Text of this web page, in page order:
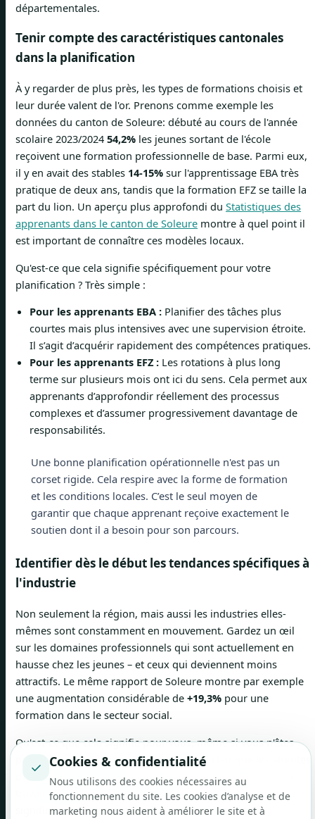
départementales.
Tenir compte des caractéristiques cantonales
dans la planification
À y regarder de plus près, les types de formations choisis et
leur durée valent de l'or. Prenons comme exemple les
données du canton de Soleure: débuté au cours de l'année
scolaire 2023/2024 54,2% les jeunes sortant de l'école
reçoivent une formation professionnelle de base. Parmi eux,
il y en avait des stables 14-15% sur l'apprentissage EBA très
pratique de deux ans, tandis que la formation EFZ se taille la
part du lion. Un aperçu plus approfondi du Statistiques des
apprenants dans le canton de Soleure montre à quel point il
est important de connaître ces modèles locaux.
Qu'est-ce que cela signifie spécifiquement pour votre
planification ? Très simple :
Pour les apprenants EBA : Planifier des tâches plus
courtes mais plus intensives avec une supervision étroite.
Il s’agit d’acquérir rapidement des compétences pratiques.
Pour les apprenants EFZ : Les rotations à plus long
terme sur plusieurs mois ont ici du sens. Cela permet aux
apprenants d’approfondir réellement des processus
complexes et d’assumer progressivement davantage de
responsabilités.
Une bonne planification opérationnelle n'est pas un
corset rigide. Cela respire avec la forme de formation
et les conditions locales. C’est le seul moyen de
garantir que chaque apprenant reçoive exactement le
soutien dont il a besoin pour son parcours.
Identifier dès le début les tendances spécifiques à
l'industrie
Non seulement la région, mais aussi les industries elles-
mêmes sont constamment en mouvement. Gardez un œil
sur les domaines professionnels qui sont actuellement en
hausse chez les jeunes – et ceux qui deviennent moins
attractifs. Le même rapport de Soleure montre par exemple
une augmentation considérable de +19,3% pour une
formation dans le secteur social.
Qu'est-ce que cela signifie pour vous, même si vous n'êtes
pas dans cette industrie ? C'est un signal clair que les attentes
de la prochaine génération évoluent. Des sujets tels que le
travail d’équipe, la responsabilité sociale ou une activité
significative deviennent de plus en plus importants.
✓ Cookies & confidentialité
Nous utilisons des cookies nécessaires au
fonctionnement du site. Les cookies d’analyse et de
marketing nous aident à améliorer le site et à